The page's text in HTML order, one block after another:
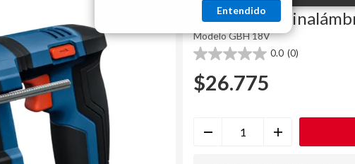
Entendido
Bosch
Rotomartillo
ModeloGBH 18V
0.0 (0)
0.0
5
estrellas.
$26.775